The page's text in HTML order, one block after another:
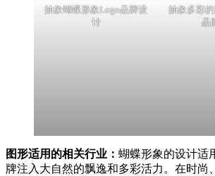
抽象蝴蝶形象Logo品牌设
计
抽象多彩
品
图形适用的相关行业： 蝴蝶形象的设计适
牌注入大自然的飘逸和多彩活力。在时尚